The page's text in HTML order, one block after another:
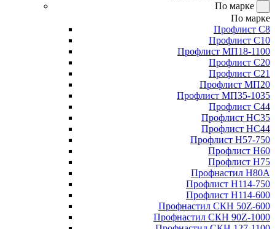
По марке
По марке
Профлист С8
Профлист С10
Профлист МП18-1100
Профлист С20
Профлист С21
Профлист МП20
Профлист МП35-1035
Профлист С44
Профлист НС35
Профлист НС44
Профлист Н57-750
Профлист Н60
Профлист Н75
Профнастил Н80А
Профлист Н114-750
Профлист Н114-600
Профнастил СКН 50Z-600
Профнастил СКН 90Z-1000